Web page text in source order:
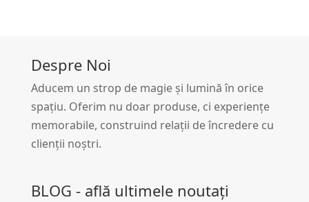
Despre Noi
Aducem un strop de magie și lumină în orice
spațiu. Oferim nu doar produse, ci experiențe
memorabile, construind relații de încredere cu
clienții noștri.
BLOG - află ultimele noutați